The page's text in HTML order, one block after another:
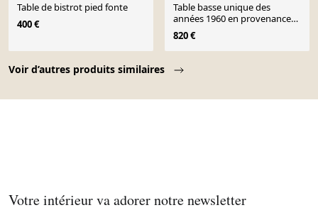
Voir d’autres produits similaires
Table de bistrot pied fonte
400 €
Table basse unique des
années 1960 en provenance
d'Allemagne
820 €
Votre intérieur va adorer notre newsletter